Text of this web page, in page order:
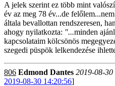
A jelek szerint ez több mint
év az meg 78 év...de
általa bevallottan rendszeresen,
ahogy nyilatkozta: "...minden
kapcsolataim kölcsönös
szegedi püspök lelkendezése
806 Edmond Dantes 2019-08-
2019-08-30 14:20:56]